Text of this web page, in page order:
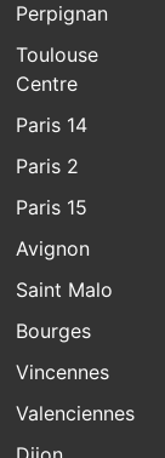
Perpignan
Toulouse
Centre
Paris 14
Paris 2
Paris 15
Avignon
Saint Malo
Bourges
Vincennes
Valenciennes